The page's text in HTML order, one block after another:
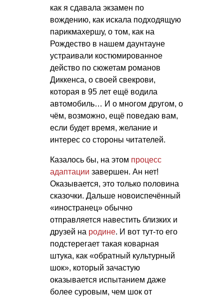
как я сдавала экзамен по
вождению, как искала подходящую
парикмахершу, о том, как на
Рождество в нашем даунтауне
устраивали костюмированное
действо по сюжетам романов
Диккенса, о своей свекрови,
которая в 95 лет ещё водила
автомобиль… И о многом другом, о
чём, возможно, ещё поведаю вам,
если будет время, желание и
интерес со стороны читателей.
Казалось бы, на этом процесс
адаптации завершен. Ан нет!
Оказывается, это только половина
сказочки. Дальше новоиспечённый
«иностранец» обычно
отправляется навестить близких и
друзей на родине. И вот тут-то его
подстерегает такая коварная
штука, как «обратный культурный
шок», который зачастую
оказывается испытанием даже
более суровым, чем шок от